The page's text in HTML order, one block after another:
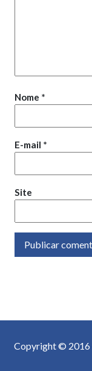
Nome *
E-mail *
Site
Copyright © 2016